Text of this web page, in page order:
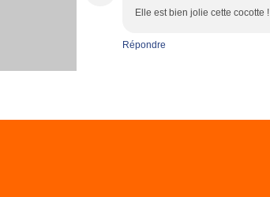
Elle est bien jolie cette cocotte !
Répondre